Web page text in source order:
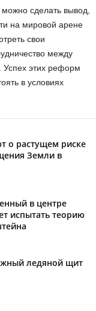
сделать вывод,
на мировой арене
свои
между
Успех этих реформ
в условиях
о растущем риске
Земли в
в центре
испытать теорию
ледяной щит